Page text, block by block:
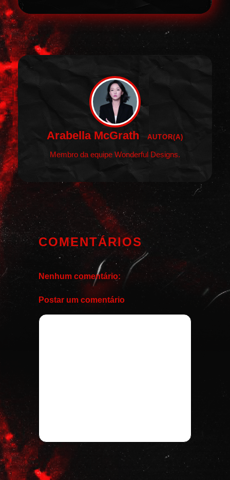
Arabella McGrath AUTOR(A)
Membro da equipe Wonderful Designs.
COMENTÁRIOS
Nenhum comentário:
Postar um comentário